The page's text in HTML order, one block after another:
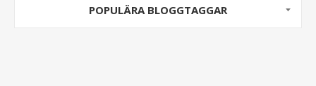
POPULÄRA BLOGGTAGGAR